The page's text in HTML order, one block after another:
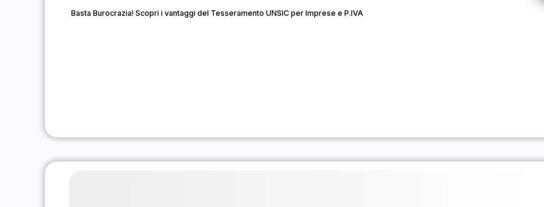
Basta Burocrazia! Scopri i vantaggi del Tesseramento UNSIC per Imprese e P.IVA